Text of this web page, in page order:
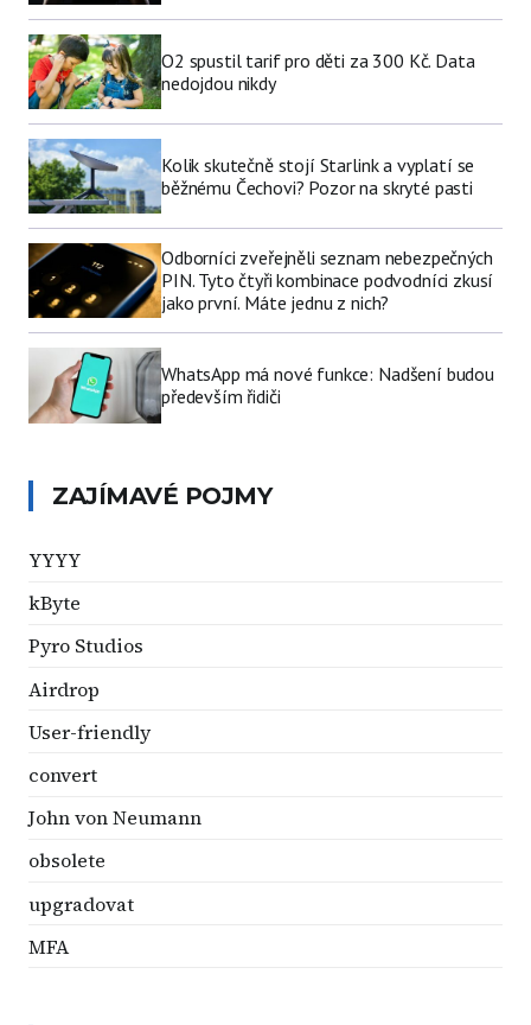
O2 spustil tarif pro děti za 300 Kč. Data
nedojdou nikdy
Kolik skutečně stojí Starlink a vyplatí se
běžnému Čechovi? Pozor na skryté pasti
Odborníci zveřejněli seznam nebezpečných
PIN. Tyto čtyři kombinace podvodníci zkusí
jako první. Máte jednu z nich?
WhatsApp má nové funkce: Nadšení budou
především řidiči
ZAJÍMAVÉ POJMY
YYYY
kByte
Pyro Studios
Airdrop
User-friendly
convert
John von Neumann
obsolete
upgradovat
MFA